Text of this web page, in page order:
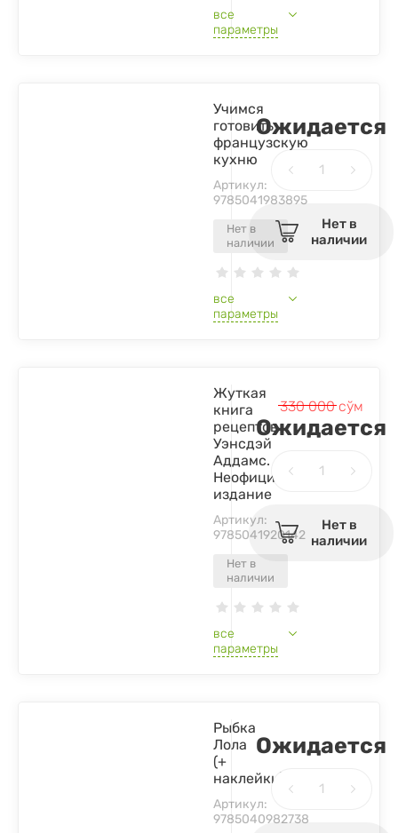
все
параметры
Нет в
наличии
Учимся
готовить
французскую
кухню
Артикул:
9785041983895
все
параметры
Ожидается
Нет в
наличии
Нет в
наличии
Жуткая
книга
рецептов
Уэнсдэй
Аддамс.
Неофициальное
издание
Артикул:
9785041920142
все
параметры
330 000сўм
Ожидается
Нет в
наличии
Рыбка
Лола
(+
наклейки)
Артикул:
9785040982738
Ожидается